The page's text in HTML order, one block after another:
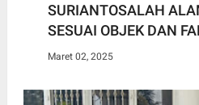
SURIANTOSALAH
SESUAI OBJEK DAN
Maret 02, 2025